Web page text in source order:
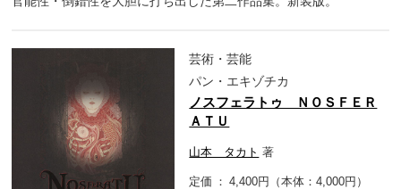
芸術・芸能
パン・エキゾチカ
ノスフェラトゥ ＮＯＳＦＥＲ
ＡＴＵ
山本 タカト 著
定価
4,400円（本体：4,000円）